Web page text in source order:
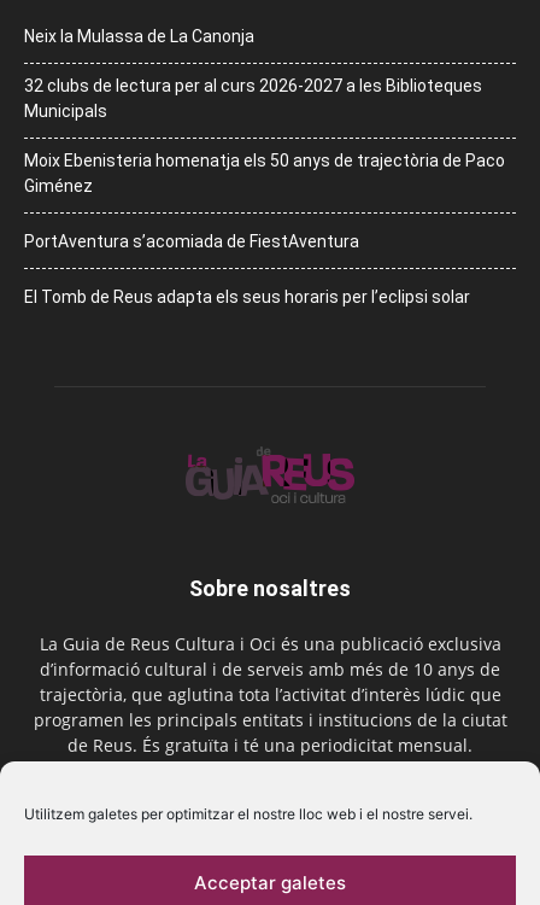
Utilitzem galetes per optimitzar el nostre lloc web i el nostre servei.
Acceptar galetes
Neix la Mulassa de La Canonja
32 clubs de lectura per al curs 2026-2027 a les Biblioteques
Municipals
Moix Ebenisteria homenatja els 50 anys de trajectòria de Paco
Giménez
PortAventura s’acomiada de FiestAventura
El Tomb de Reus adapta els seus horaris per l’eclipsi solar
Sobre nosaltres
La Guia de Reus Cultura i Oci és una publicació exclusiva
d’informació cultural i de serveis amb més de 10 anys de
trajectòria, que aglutina tota l’activitat d’interès lúdic que
programen les principals entitats i institucions de la ciutat
de Reus. És gratuïta i té una periodicitat mensual.
Segueix-nos